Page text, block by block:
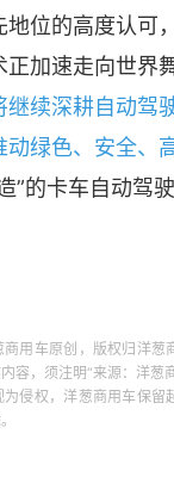
地位的高度认可
加速走向世界
继续深耕自动驾
动绿色、安全、
”的卡车自动驾
用车原创，版权归洋葱
容，须注明“来源：洋葱
侵权，洋葱商用车保留